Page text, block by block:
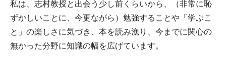
私は、志村教授と出会う少し前くらいから、（非常に恥
ずかしいことに、今更ながら）勉強することや「学ぶこ
と」の楽しさに気づき、本を読み漁り、今までに関心の
無かった分野に知識の幅を広げています。